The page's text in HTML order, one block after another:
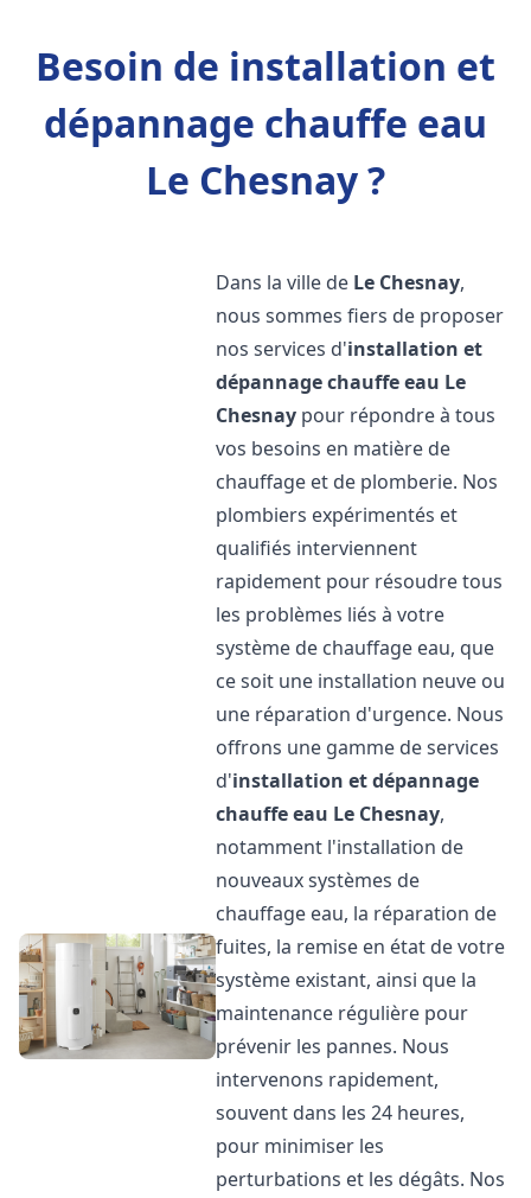
Besoin de installation et
dépannage chauffe eau
Le Chesnay ?
Dans la ville de Le Chesnay,
nous sommes fiers de proposer
nos services d'installation et
dépannage chauffe eau Le
Chesnay pour répondre à tous
vos besoins en matière de
chauffage et de plomberie. Nos
plombiers expérimentés et
qualifiés interviennent
rapidement pour résoudre tous
les problèmes liés à votre
système de chauffage eau, que
ce soit une installation neuve ou
une réparation d'urgence. Nous
offrons une gamme de services
d'installation et dépannage
chauffe eau Le Chesnay,
notamment l'installation de
nouveaux systèmes de
chauffage eau, la réparation de
fuites, la remise en état de votre
système existant, ainsi que la
maintenance régulière pour
prévenir les pannes. Nous
intervenons rapidement,
souvent dans les 24 heures,
pour minimiser les
perturbations et les dégâts. Nos